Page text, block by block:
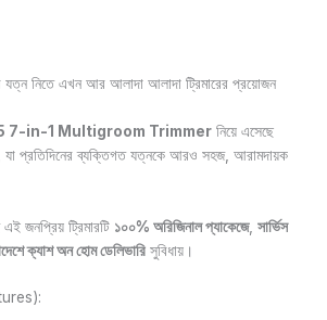
যত্ন নিতে এখন আর আলাদা আলাদা ট্রিমারের প্রয়োজন
7-in-1 Multigroom Trimmer নিয়ে এসেছে
যা প্রতিদিনের ব্যক্তিগত যত্নকে আরও সহজ, আরামদায়ক
জনপ্রিয় ট্রিমারটি ১০০% অরিজিনাল প্যাকেজে,সার্ভিস
ক্যাশ অন হোম ডেলিভারি সুবিধায়।
:
3
8
0
0